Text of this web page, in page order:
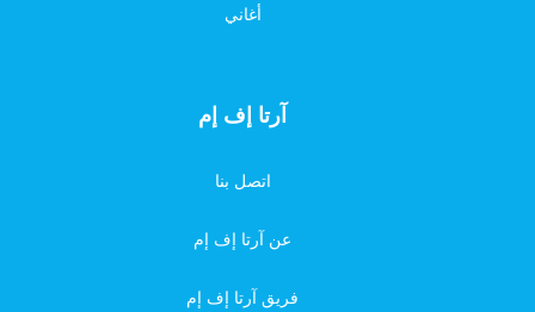
أغاني
آرتا إف إم
اتصل بنا
عن آرتا إف إم
فريق آرتا إف إم